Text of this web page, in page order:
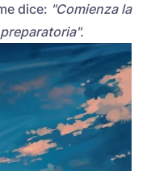
dice: "Comienza la